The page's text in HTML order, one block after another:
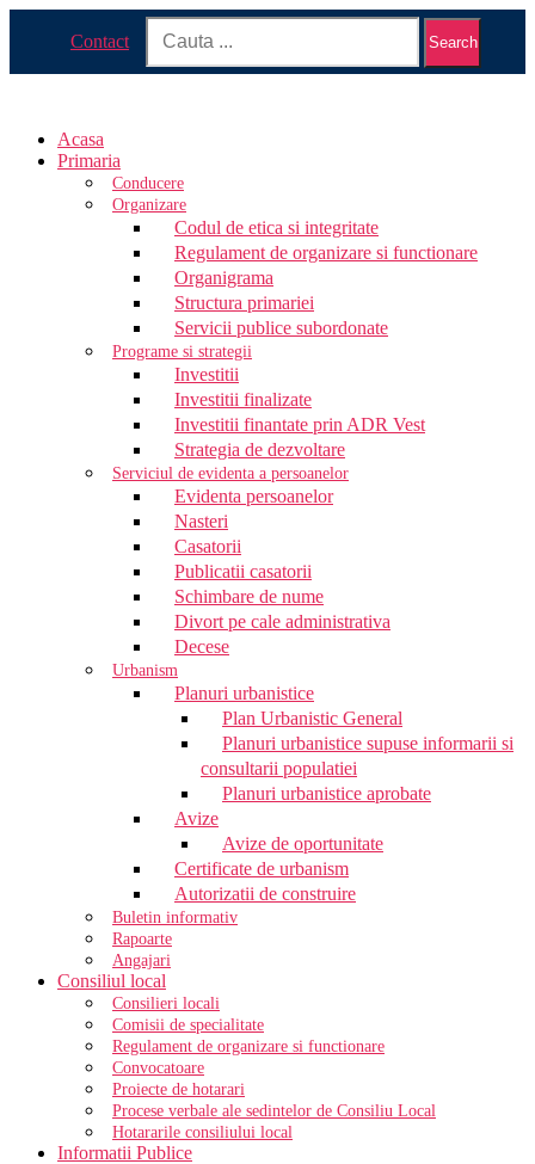
Contact Search
Acasa
Primaria
Conducere
Organizare
Codul de etica si integritate
Regulament de organizare si functionare
Organigrama
Structura primariei
Servicii publice subordonate
Programe si strategii
Investitii
Investitii finalizate
Investitii finantate prin ADR Vest
Strategia de dezvoltare
Serviciul de evidenta a persoanelor
Evidenta persoanelor
Nasteri
Casatorii
Publicatii casatorii
Schimbare de nume
Divort pe cale administrativa
Decese
Urbanism
Planuri urbanistice
Plan Urbanistic General
Planuri urbanistice supuse informarii si
consultarii populatiei
Planuri urbanistice aprobate
Avize
Avize de oportunitate
Certificate de urbanism
Autorizatii de construire
Buletin informativ
Rapoarte
Angajari
Consiliul local
Consilieri locali
Comisii de specialitate
Regulament de organizare si functionare
Convocatoare
Proiecte de hotarari
Procese verbale ale sedintelor de Consiliu Local
Hotararile consiliului local
Informatii Publice